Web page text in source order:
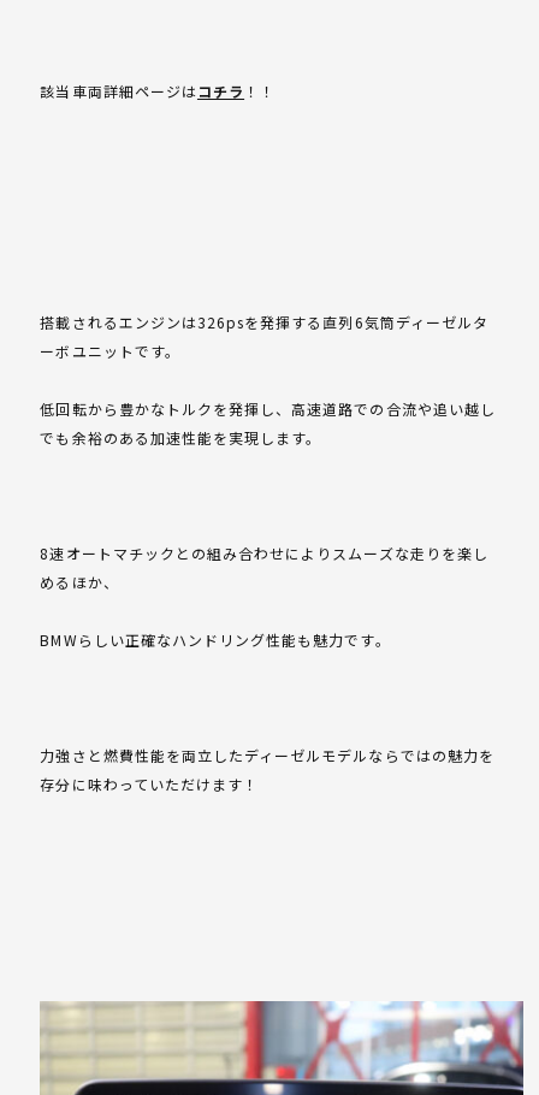
該当車両詳細ページはコチラ ！！
搭載されるエンジンは326psを発揮する直列6気筒ディーゼルタ
ーボユニットです。
低回転から豊かなトルクを発揮し、高速道路での合流や追い越し
でも余裕のある加速性能を実現します。
8速オートマチックとの組み合わせによりスムーズな走りを楽し
めるほか、
BMWらしい正確なハンドリング性能も魅力です。
力強さと燃費性能を両立したディーゼルモデルならではの魅力を
存分に味わっていただけます！